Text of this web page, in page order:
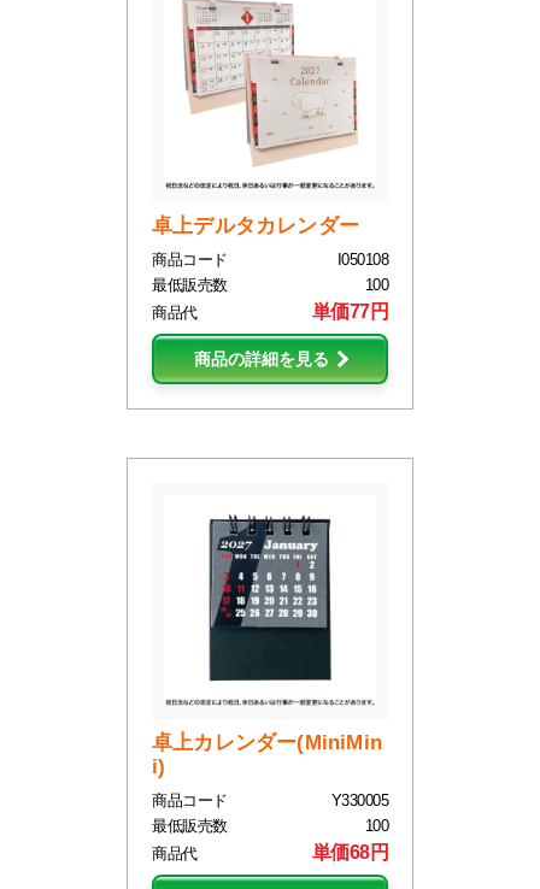
卓上デルタカレンダー
商品コード
I050108
最低販売数
100
商品代
単価77円
商品の詳細を見る
卓上カレンダー(MiniMin
i)
商品コード
Y330005
最低販売数
100
商品代
単価68円